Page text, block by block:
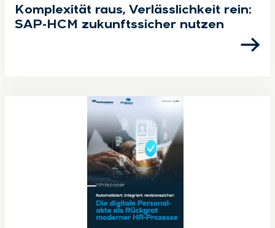
Komplexität raus, Verlässlichkeit rein:
SAP-HCM zukunftssicher nutzen